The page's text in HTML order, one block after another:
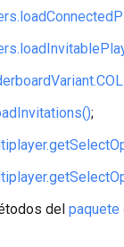
;
del